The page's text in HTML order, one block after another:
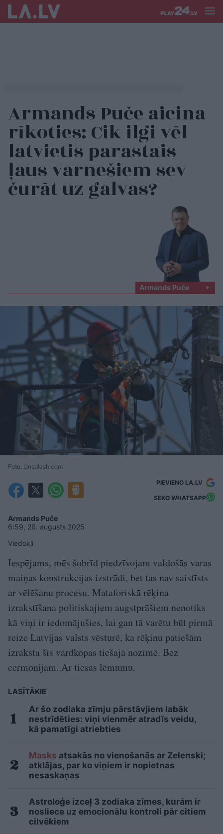
Armands Puče aicina
rīkoties: Cik ilgi vēl
latvietis parastais
ļaus varnešiem sev
čurāt uz galvas?
Armands Puče
Foto: Unsplash.com
PIEVIENO LA.LV
SEKO WHATSAPP
Armands Puče
6:59, 26. augusts 2025
Viedokļi
Iespējams, mēs šobrīd piedzīvojam valdošās varas
maiņas konstrukcijas izstrādi, bet tas nav saistīsts
ar vēlēšanu procesu. Mataforiskā rēķina
izrakstīšana politiskajiem augstprāšiem nenotiks
kā viņi ir iedomājušies, lai gan tā varētu būt pirmā
reize Latvijas valsts vēsturē, ka rēķinu patiešām
izraksta šīs vārdkopas tiešajā nozīmē. Bez
cermonijām. Ar tiesas lēmumu.
LASĪTĀKIE
Ar šo zodiaka zīmju pārstāvjiem labāk
nestrīdēties: viņi vienmēr atradīs veidu,
kā pamatīgi atriebties
Masks atsakās no vienošanās ar Zelenski;
atklājas, par ko viņiem ir nopietnas
nesaskaņas
Astroloģe izceļ 3 zodiaka zīmes, kurām ir
nosliece uz emocionālu kontroli pār citiem
cilvēkiem